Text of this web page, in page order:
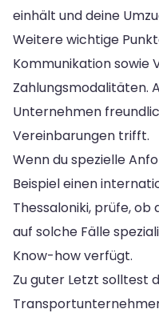
einhält und deine
Weitere wichtige
Kommunikation sowie
Zahlungsmodalitäten.
Unternehmen
Vereinbarungen trifft.
Wenn du spezielle
Beispiel einen
Thessaloniki, prüfe,
auf solche Fälle
Know-how verfügt.
Zu guter Letzt solltest